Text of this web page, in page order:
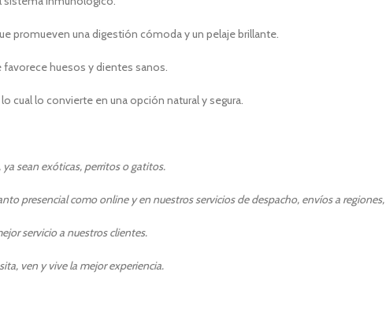
promueven una digestión cómoda y un pelaje brillante.
huesos y dientes sanos.
cual lo convierte en una opción natural y segura.
sean exóticas, perritos o gatitos.
presencial como online y en nuestros servicios de despacho, envíos a
servicio a nuestros clientes.
ven y vive la mejor experiencia.